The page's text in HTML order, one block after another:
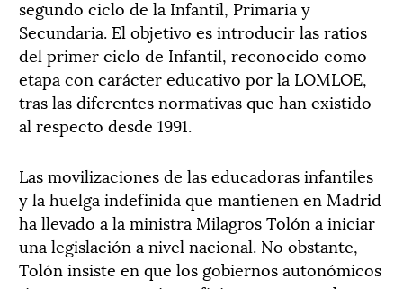
segundo ciclo de la Infantil, Primaria y
Secundaria. El objetivo es introducir las ratios
del primer ciclo de Infantil, reconocido como
etapa con carácter educativo por la LOMLOE,
tras las diferentes normativas que han existido
al respecto desde 1991.
Las movilizaciones de las educadoras infantiles
y la huelga indefinida que mantienen en Madrid
ha llevado a la ministra Milagros Tolón a iniciar
una legislación a nivel nacional. No obstante,
Tolón insiste en que los gobiernos autonómicos